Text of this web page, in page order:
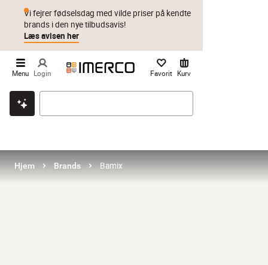
Klik & hent Byt i 1 år Prismatch
Vi fejrer fødselsdag med vilde priser på kendte
brands i den nye tilbudsavis!
Læs avisen her
Menu Login Favorit Kurv
Hjem Brands Bamix